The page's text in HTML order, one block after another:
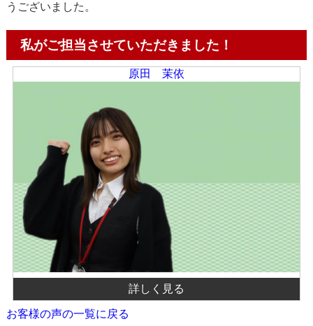
うございました。
私がご担当させていただきました！
原田 茉依
詳しく見る
お客様の声の一覧に戻る